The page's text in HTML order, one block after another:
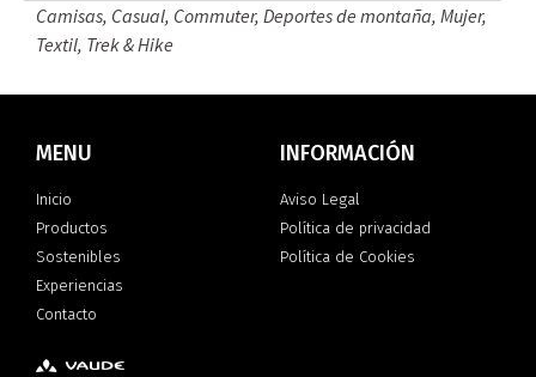
Camisas, Casual, Commuter, Deportes de montaña, Mujer,
Textil, Trek & Hike
MENU
Inicio
Productos
Sostenibles
Experiencias
Contacto
INFORMACIÓN
Aviso Legal
Política de privacidad
Política de Cookies